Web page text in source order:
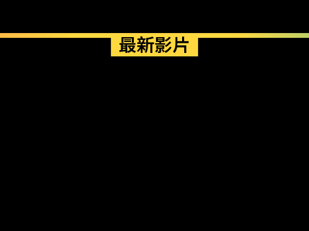
最新影片